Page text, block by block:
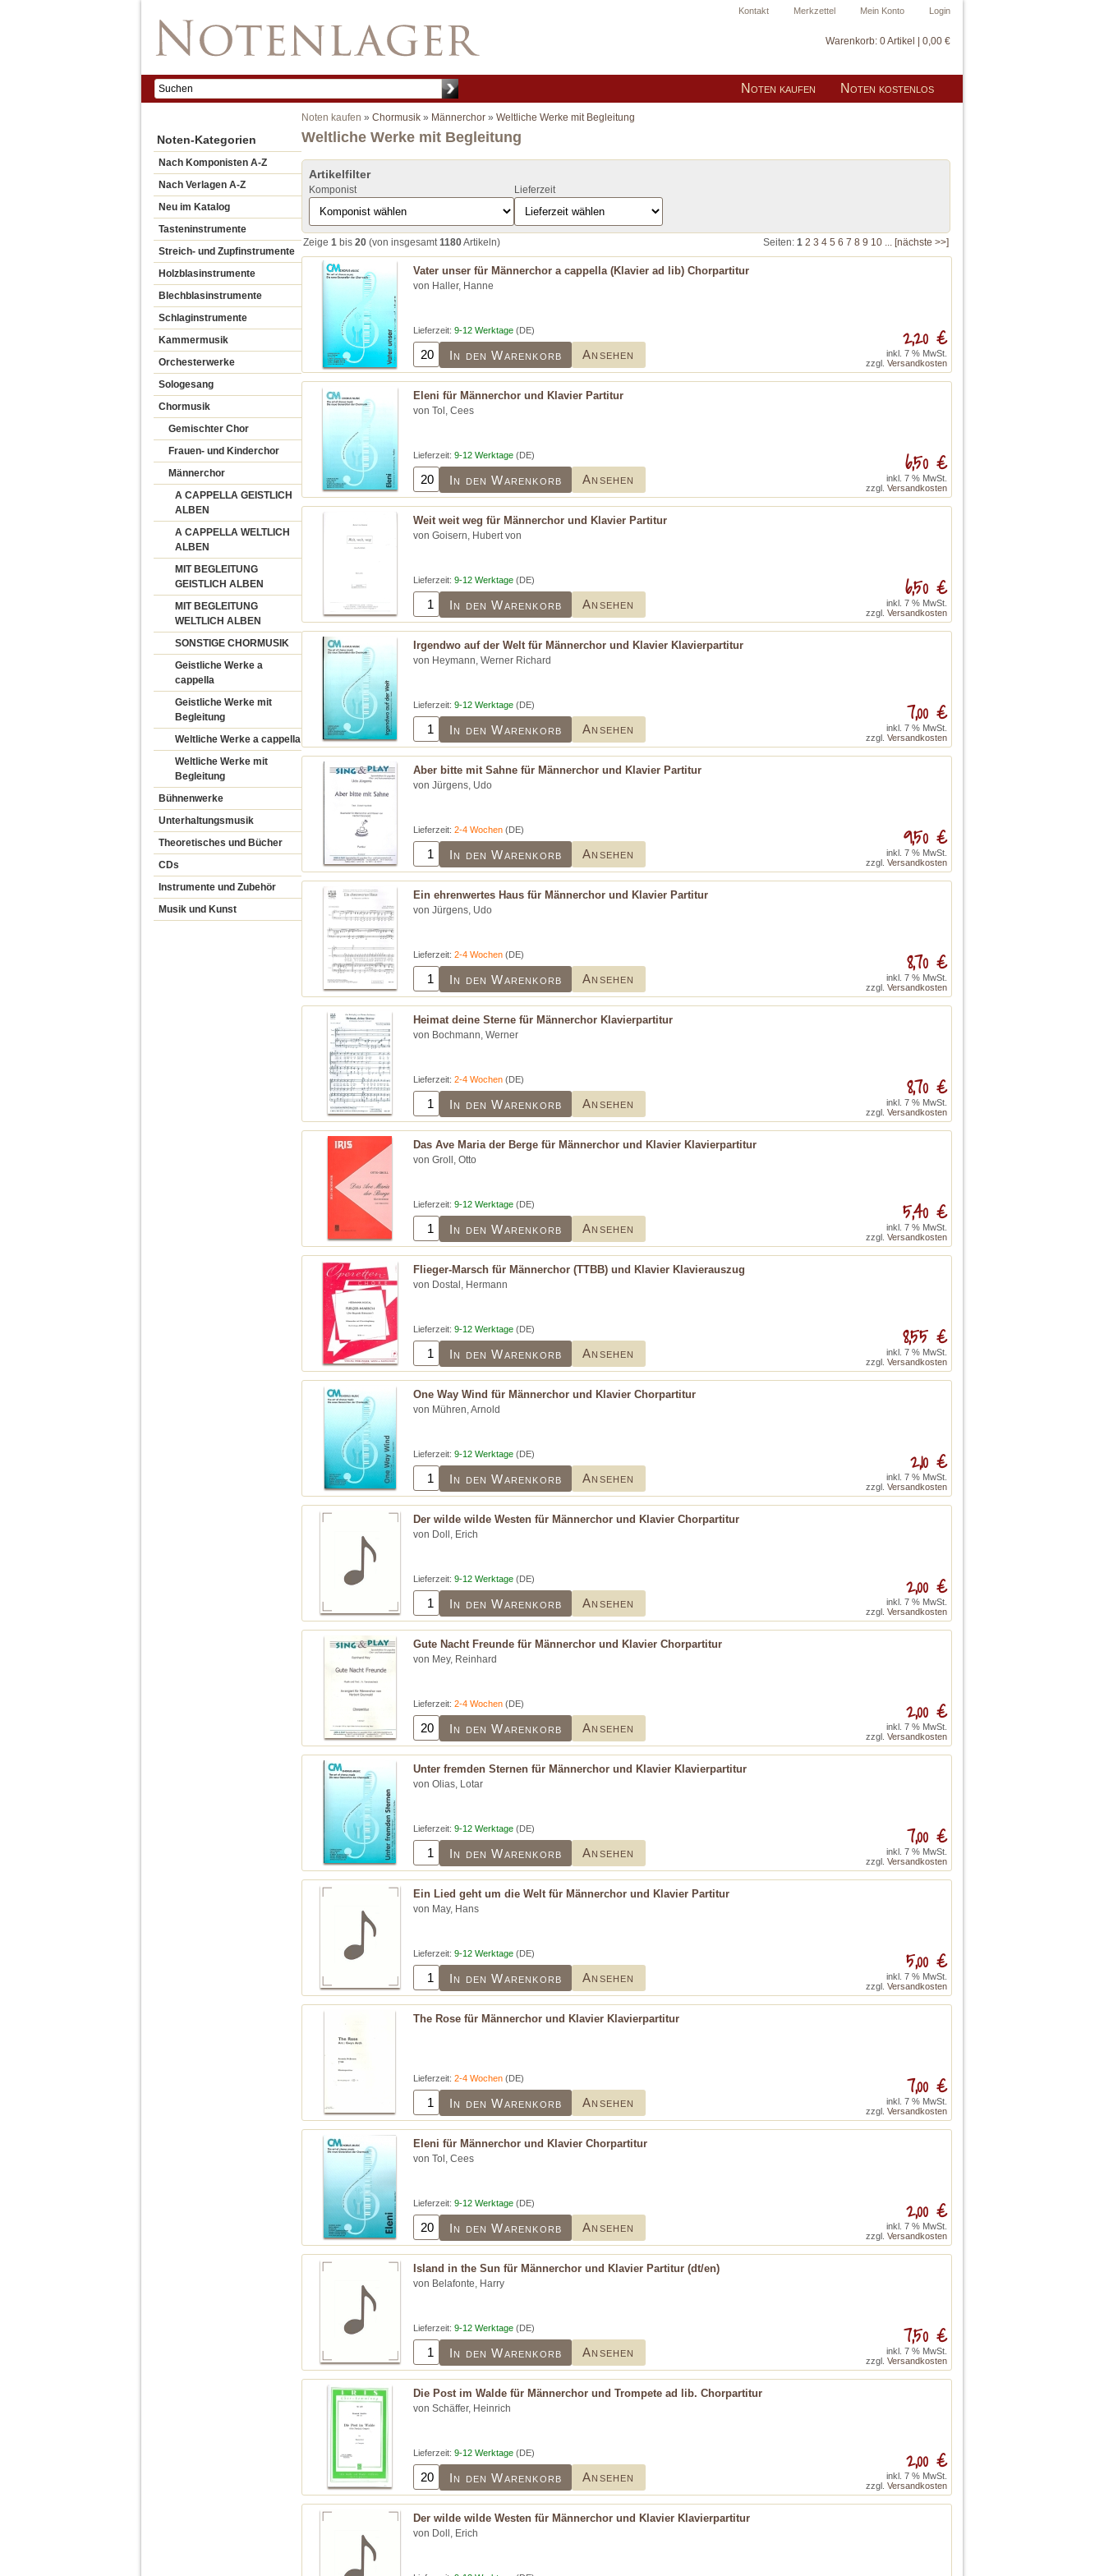
Login
Mein Konto
Merkzettel
Kontakt
Warenkorb: 0 Artikel | 0,00 €
Noten kaufen Noten kostenlos
Noten-Kategorien
Nach Komponisten A-Z
Nach Verlagen A-Z
Neu im Katalog
Tasteninstrumente
Streich- und Zupfinstrumente
Holzblasinstrumente
Blechblasinstrumente
Schlaginstrumente
Kammermusik
Orchesterwerke
Sologesang
Chormusik
Gemischter Chor
Frauen- und Kinderchor
Männerchor
A CAPPELLA GEISTLICH
ALBEN
A CAPPELLA WELTLICH
ALBEN
MIT BEGLEITUNG
GEISTLICH ALBEN
MIT BEGLEITUNG
WELTLICH ALBEN
SONSTIGE CHORMUSIK
Geistliche Werke a
cappella
Geistliche Werke mit
Begleitung
Weltliche Werke a cappella
Weltliche Werke mit
Begleitung
Bühnenwerke
Unterhaltungsmusik
Theoretisches und Bücher
CDs
Instrumente und Zubehör
Musik und Kunst
Noten kaufen » Chormusik » Männerchor » Weltliche Werke mit Begleitung
Weltliche Werke mit Begleitung
Artikelfilter
Komponist Lieferzeit
Zeige 1 bis 20 (von insgesamt1180Artikeln) Seiten: 1 2 3 4 5 6 7 8 9 10 ... [nächste >>]
Vater unser für Männerchor a cappella (Klavier ad lib) Chorpartitur
von Haller, Hanne
Lieferzeit: 9-12 Werktage (DE)
In den Warenkorb Ansehen
2,20 €
inkl. 7 % MwSt.
zzgl. Versandkosten
Eleni für Männerchor und Klavier Partitur
von Tol, Cees
Lieferzeit: 9-12 Werktage (DE)
In den Warenkorb Ansehen
6,50 €
inkl. 7 % MwSt.
zzgl. Versandkosten
Weit weit weg für Männerchor und Klavier Partitur
von Goisern, Hubert von
Lieferzeit: 9-12 Werktage (DE)
In den Warenkorb Ansehen
6,50 €
inkl. 7 % MwSt.
zzgl. Versandkosten
Irgendwo auf der Welt für Männerchor und Klavier Klavierpartitur
von Heymann, Werner Richard
Lieferzeit: 9-12 Werktage (DE)
In den Warenkorb Ansehen
7,00 €
inkl. 7 % MwSt.
zzgl. Versandkosten
Aber bitte mit Sahne für Männerchor und Klavier Partitur
von Jürgens, Udo
Lieferzeit: 2-4 Wochen (DE)
In den Warenkorb Ansehen
9,50 €
inkl. 7 % MwSt.
zzgl. Versandkosten
Ein ehrenwertes Haus für Männerchor und Klavier Partitur
von Jürgens, Udo
Lieferzeit: 2-4 Wochen (DE)
In den Warenkorb Ansehen
8,70 €
inkl. 7 % MwSt.
zzgl. Versandkosten
Heimat deine Sterne für Männerchor Klavierpartitur
von Bochmann, Werner
Lieferzeit: 2-4 Wochen (DE)
In den Warenkorb Ansehen
8,70 €
inkl. 7 % MwSt.
zzgl. Versandkosten
Das Ave Maria der Berge für Männerchor und Klavier Klavierpartitur
von Groll, Otto
Lieferzeit: 9-12 Werktage (DE)
In den Warenkorb Ansehen
5,40 €
inkl. 7 % MwSt.
zzgl. Versandkosten
Flieger-Marsch für Männerchor (TTBB) und Klavier Klavierauszug
von Dostal, Hermann
Lieferzeit: 9-12 Werktage (DE)
In den Warenkorb Ansehen
8,55 €
inkl. 7 % MwSt.
zzgl. Versandkosten
One Way Wind für Männerchor und Klavier Chorpartitur
von Mühren, Arnold
Lieferzeit: 9-12 Werktage (DE)
In den Warenkorb Ansehen
2,10 €
inkl. 7 % MwSt.
zzgl. Versandkosten
Der wilde wilde Westen für Männerchor und Klavier Chorpartitur
von Doll, Erich
Lieferzeit: 9-12 Werktage (DE)
In den Warenkorb Ansehen
2,00 €
inkl. 7 % MwSt.
zzgl. Versandkosten
Gute Nacht Freunde für Männerchor und Klavier Chorpartitur
von Mey, Reinhard
Lieferzeit: 2-4 Wochen (DE)
In den Warenkorb Ansehen
2,00 €
inkl. 7 % MwSt.
zzgl. Versandkosten
Unter fremden Sternen für Männerchor und Klavier Klavierpartitur
von Olias, Lotar
Lieferzeit: 9-12 Werktage (DE)
In den Warenkorb Ansehen
7,00 €
inkl. 7 % MwSt.
zzgl. Versandkosten
Ein Lied geht um die Welt für Männerchor und Klavier Partitur
von May, Hans
Lieferzeit: 9-12 Werktage (DE)
In den Warenkorb Ansehen
5,00 €
inkl. 7 % MwSt.
zzgl. Versandkosten
The Rose für Männerchor und Klavier Klavierpartitur
Lieferzeit: 2-4 Wochen (DE)
In den Warenkorb Ansehen
7,00 €
inkl. 7 % MwSt.
zzgl. Versandkosten
Eleni für Männerchor und Klavier Chorpartitur
von Tol, Cees
Lieferzeit: 9-12 Werktage (DE)
In den Warenkorb Ansehen
2,00 €
inkl. 7 % MwSt.
zzgl. Versandkosten
Island in the Sun für Männerchor und Klavier Partitur (dt/en)
von Belafonte, Harry
Lieferzeit: 9-12 Werktage (DE)
In den Warenkorb Ansehen
7,50 €
inkl. 7 % MwSt.
zzgl. Versandkosten
Die Post im Walde für Männerchor und Trompete ad lib. Chorpartitur
von Schäffer, Heinrich
Lieferzeit: 9-12 Werktage (DE)
In den Warenkorb Ansehen
2,00 €
inkl. 7 % MwSt.
zzgl. Versandkosten
Der wilde wilde Westen für Männerchor und Klavier Klavierpartitur
von Doll, Erich